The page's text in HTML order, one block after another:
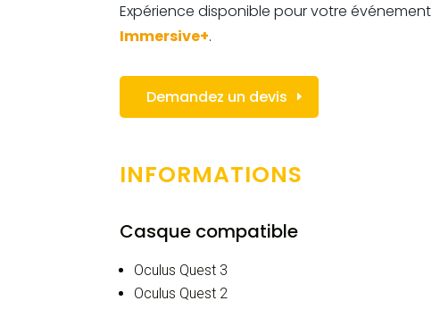
Expérience disponible pour votre
Immersive+.
Demandez un devis
INFORMATIONS
Casque compatible
Oculus Quest 3
Oculus Quest 2